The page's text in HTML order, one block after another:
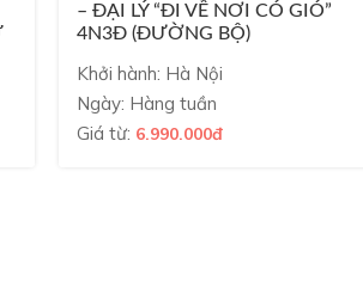
– ĐẠI LÝ “ĐI VỀ NƠI CÓ GIÓ”
4N3Đ (ĐƯỜNG BỘ)
Khởi hành: Hà Nội
Ngày: Hàng tuần
Giá từ: 6.990.000đ